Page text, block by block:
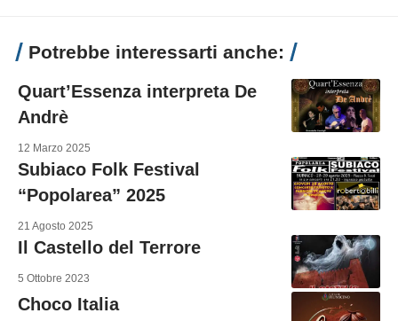
Potrebbe interessarti anche:
Quart’Essenza interpreta De
Andrè
12 Marzo 2025
Subiaco Folk Festival
“Popolarea” 2025
21 Agosto 2025
Il Castello del Terrore
5 Ottobre 2023
Choco Italia